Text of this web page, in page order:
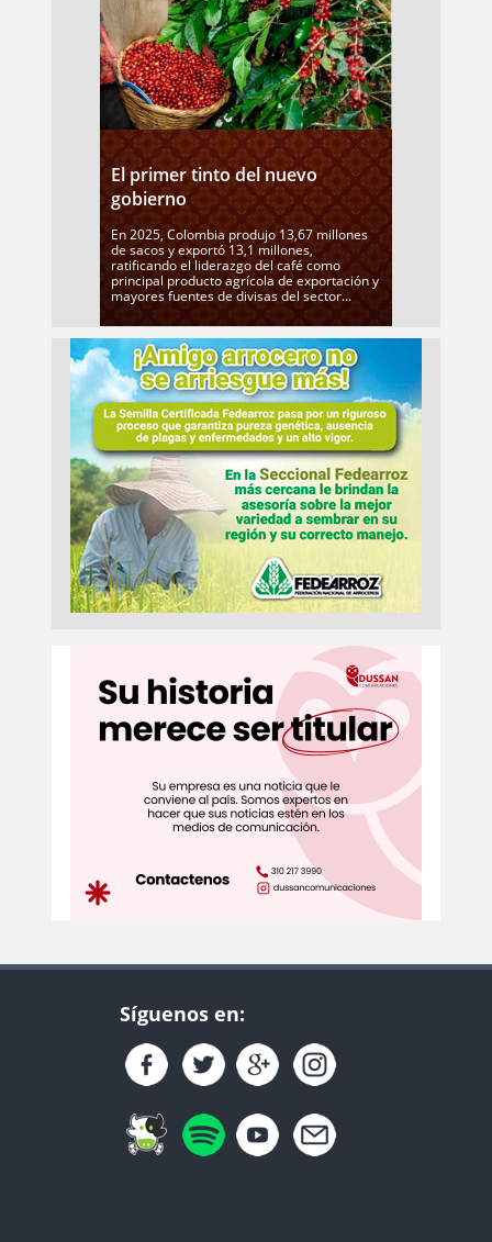
El primer tinto del nuevo
gobierno
En 2025, Colombia produjo 13,67 millones
de sacos y exportó 13,1 millones,
ratificando el liderazgo del café como
principal producto agrícola de exportación y
mayores fuentes de divisas del sector...
Síguenos en: